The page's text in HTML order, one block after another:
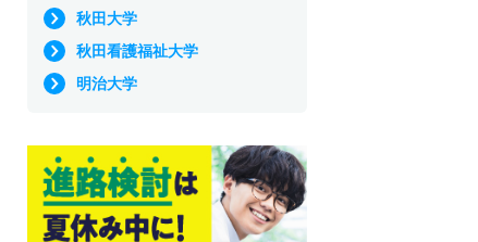
秋田大学
秋田看護福祉大学
明治大学